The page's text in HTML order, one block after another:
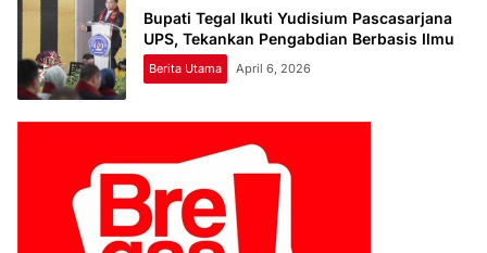
Bupati Tegal Ikuti Yudisium Pascasarjana
UPS, Tekankan Pengabdian Berbasis Ilmu
Berita Utama April 6, 2026